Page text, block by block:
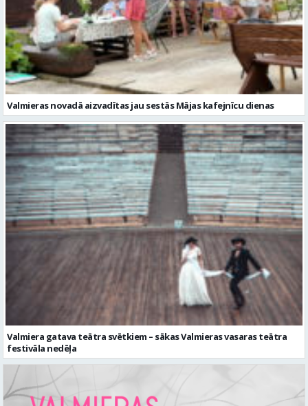
Valmieras novadā aizvadītas jau sestās Mājas kafejnīcu dienas
Valmiera gatava teātra svētkiem – sākas Valmieras vasaras teātra
festivāla nedēļa